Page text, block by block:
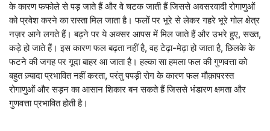
उपज
सरकारी योजनाएं
गैलरी
LOGIN DONATE
के कारण फफोले से पड़ जाते हैं और वे चटक जाती हैं जिससे अवसरवादी रोगाणुओं
को प्रवेश करने का रास्ता मिल जाता है। फलों पर भूरे से लेकर गहरे भूरे गोल क्षेत्र
नज़र आने लगते हैं। बढ़ने पर ये अक्सर आपस में मिल जाते हैं और उभरे हुए, सख्त,
कड़े हो जाते हैं। इस कारण फल बढ़ता नहीं है, वह टेढ़ा-मेढ़ा हो जाता है, छिलके के
फटने की जगह पर गूदा बाहर आ जाता है। हल्का सा हमला फल की गुणवत्ता को
बहुत ज़्यादा प्रभावित नहीं करता, परंतु पपड़ी रोग के कारण फल मौक़ापरस्त
रोगाणुओं और सड़न का आसान शिकार बन सकते हैं जिससे भंडारण क्षमता और
गुणवत्ता प्रभावित होती है।